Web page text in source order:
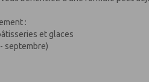
:
et glaces
septembre)